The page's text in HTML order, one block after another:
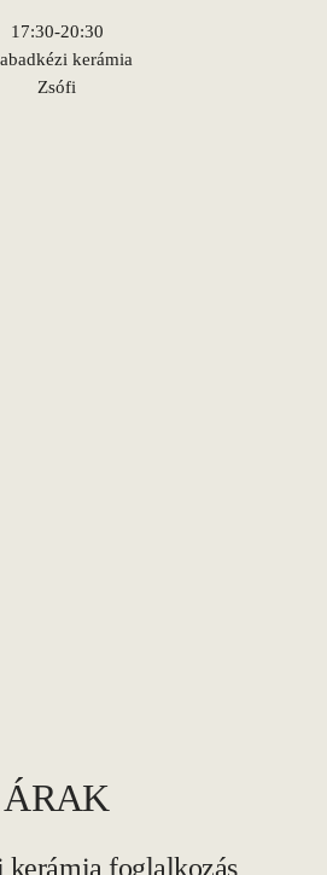
17:30-20:30
kerámia
Zsófi
ÁRAK
kerámia foglalkozás